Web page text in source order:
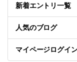
新着エントリ一覧
人気のブログ
マイページログイ